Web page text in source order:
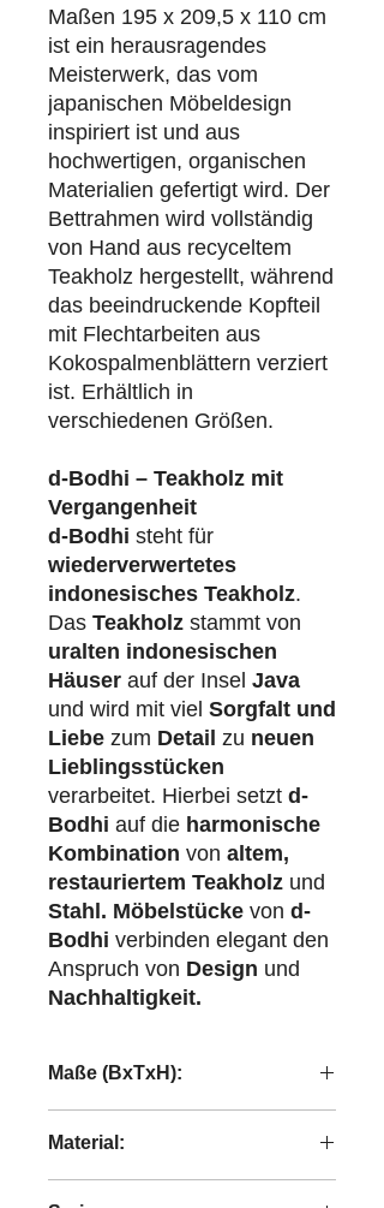
Maßen 195 x 209,5 x 110 cm
ist ein herausragendes
Meisterwerk, das vom
japanischen Möbeldesign
inspiriert ist und aus
hochwertigen, organischen
Materialien gefertigt wird. Der
Bettrahmen wird vollständig
von Hand aus recyceltem
Teakholz hergestellt, während
das beeindruckende Kopfteil
mit Flechtarbeiten aus
Kokospalmenblättern verziert
ist. Erhältlich in
verschiedenen Größen.
d-Bodhi – Teakholz mit
Vergangenheit
d-Bodhi steht für
wiederverwertetes
indonesisches Teakholz.
Das Teakholz stammt von
uralten indonesischen
Häuser auf der Insel Java
und wird mit viel Sorgfalt und
Liebe zum Detail zu neuen
Lieblingsstücken
verarbeitet. Hierbei setzt d-
Bodhi auf die harmonische
Kombination von altem,
restauriertem Teakholz und
Stahl. Möbelstücke von d-
Bodhi verbinden elegant den
Anspruch von Design und
Nachhaltigkeit.
Maße (BxTxH):
Material: